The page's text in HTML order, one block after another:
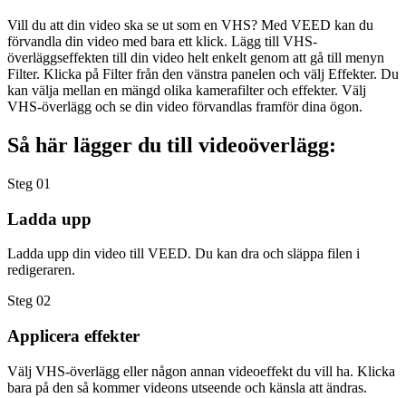
Vill du att din video ska se ut som en VHS? Med VEED kan du
förvandla din video med bara ett klick. Lägg till VHS-
överläggseffekten till din video helt enkelt genom att gå till menyn
Filter. Klicka på Filter från den vänstra panelen och välj Effekter. Du
kan välja mellan en mängd olika kamerafilter och effekter. Välj
VHS-överlägg och se din video förvandlas framför dina ögon.
Så här lägger du till videoöverlägg:
Steg 01
Ladda upp
Ladda upp din video till VEED. Du kan dra och släppa filen i
redigeraren.
Steg 02
Applicera effekter
Välj VHS-överlägg eller någon annan videoeffekt du vill ha. Klicka
bara på den så kommer videons utseende och känsla att ändras.